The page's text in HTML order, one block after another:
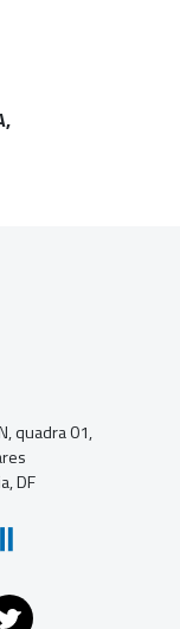
quadra 01,
DF